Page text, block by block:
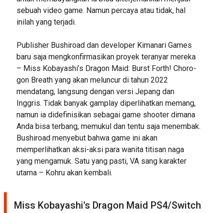
sebuah video game. Namun percaya atau tidak, hal
inilah yang terjadi.
Publisher Bushiroad dan developer Kimanari Games
baru saja mengkonfirmasikan proyek teranyar mereka
– Miss Kobayashi’s Dragon Maid: Burst Forth! Choro-
gon Breath yang akan meluncur di tahun 2022
mendatang, langsung dengan versi Jepang dan
Inggris. Tidak banyak gamplay diperlihatkan memang,
namun ia didefinisikan sebagai game shooter dimana
Anda bisa terbang, memukul dan tentu saja menembak.
Bushiroad menyebut bahwa game ini akan
memperlihatkan aksi-aksi para wanita titisan naga
yang mengamuk. Satu yang pasti, VA sang karakter
utama – Kohru akan kembali.
Miss Kobayashi's Dragon Maid PS4/Switch